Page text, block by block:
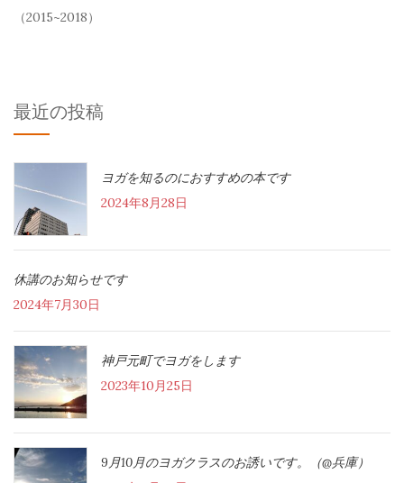
（2015~2018）
最近の投稿
ヨガを知るのにおすすめの本です
2024年8月28日
休講のお知らせです
2024年7月30日
神戸元町でヨガをします
2023年10月25日
9月10月のヨガクラスのお誘いです。（@兵庫）